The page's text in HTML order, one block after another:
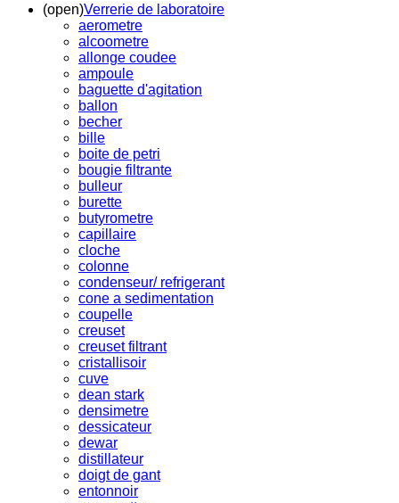
(open)Verrerie de laboratoire
aerometre
alcoometre
allonge coudee
ampoule
baguette d'agitation
ballon
becher
bille
boite de petri
bougie filtrante
bulleur
burette
butyrometre
capillaire
cloche
colonne
condenseur/ refrigerant
cone a sedimentation
coupelle
creuset
creuset filtrant
cristallisoir
cuve
dean stark
densimetre
dessicateur
dewar
distillateur
doigt de gant
entonnoir